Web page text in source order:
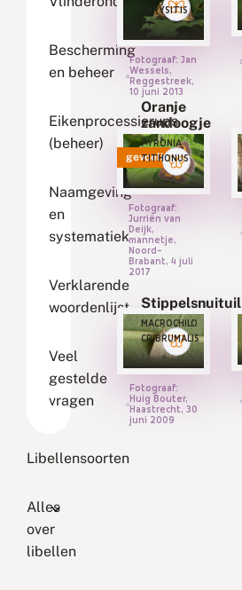
Bescherming
en beheer
Eikenprocessierups
(beheer)
Naamgeving
en
systematiek
Verklarende
woordenlijst
Veel
gestelde
vragen
Libellensoorten
Alles
over
libellen
CHRYSITIS
Fotograaf: Jan
Wessels,
Reggestreek,
10 juni 2013
gevoelig
Oranje
zandoogje
PYRONIA
TITHONUS
Fotograaf:
Jurriën van
Deijk,
mannetje,
Noord-
Brabant, 4 juli
2017
Stippelsnuituil
MACROCHILO
CRIBRUMALIS
Fotograaf:
Huig Bouter,
Haastrecht, 30
juni 2009